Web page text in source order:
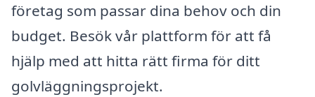
företag som passar dina behov och din
budget. Besök vår plattform för att få
hjälp med att hitta rätt firma för ditt
golvläggningsprojekt.